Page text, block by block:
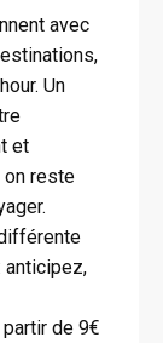
avec
Un
et
on reste
anticipez,
de 9€